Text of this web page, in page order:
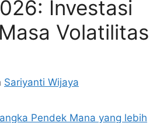
Investasi
Volatilitas
Sariyanti Wijaya